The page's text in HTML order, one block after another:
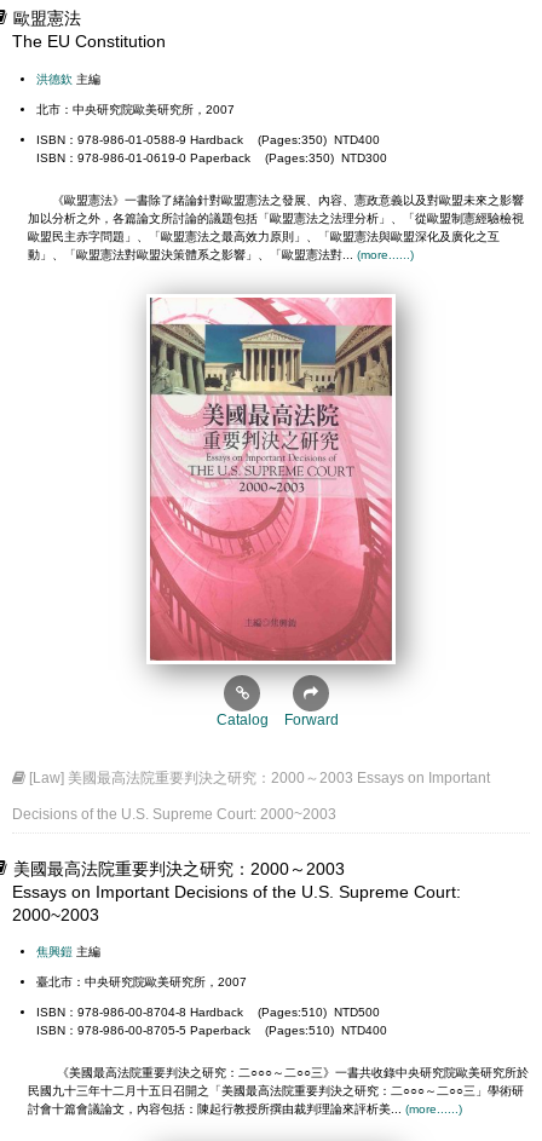
歐盟憲法
The EU Constitution
洪德欽 主編
北市：中央研究院歐美研究所，2007
ISBN：978-986-01-0588-9 Hardback (Pages:350) NTD400
ISBN：978-986-01-0619-0 Paperback (Pages:350) NTD300
《歐盟憲法》一書除了緒論針對歐盟憲法之發展、內容、憲政意義以及對歐盟未來之影響
加以分析之外，各篇論文所討論的議題包括「歐盟憲法之法理分析」、「從歐盟制憲經驗檢視
歐盟民主赤字問題」、「歐盟憲法之最高效力原則」、「歐盟憲法與歐盟深化及廣化之互
動」、「歐盟憲法對歐盟決策體系之影響」、「歐盟憲法對... (more......)
Catalog Forward
[Law] 美國最高法院重要判決之研究：2000～2003 Essays on Important
Decisions of the U.S. Supreme Court: 2000~2003
美國最高法院重要判決之研究：2000～2003
Essays on Important Decisions of the U.S. Supreme Court:
2000~2003
焦興鎧 主編
臺北市：中央研究院歐美研究所，2007
ISBN：978-986-00-8704-8 Hardback (Pages:510) NTD500
ISBN：978-986-00-8705-5 Paperback (Pages:510) NTD400
《美國最高法院重要判決之研究：二○○○～二○○三》一書共收錄中央研究院歐美研究所於
民國九十三年十二月十五日召開之「美國最高法院重要判決之研究：二○○○～二○○三」學術研
討會十篇會議論文，內容包括：陳起行教授所撰由裁判理論來評析美... (more......)